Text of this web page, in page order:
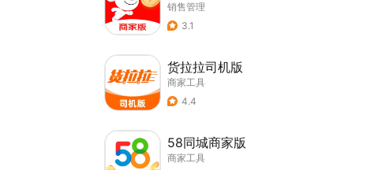
销售管理
3.1
货拉拉司机版
商家工具
4.4
58同城商家版
商家工具